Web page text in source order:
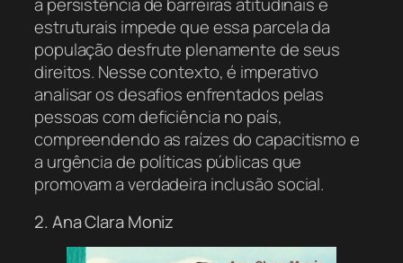
a persistência de barreiras atitudinais e
estruturais impede que essa parcela da
população desfrute plenamente de seus
direitos. Nesse contexto, é imperativo
analisar os desafios enfrentados pelas
pessoas com deficiência no país,
compreendendo as raízes do capacitismo e
a urgência de políticas públicas que
promovam a verdadeira inclusão social.
2. Ana Clara Moniz